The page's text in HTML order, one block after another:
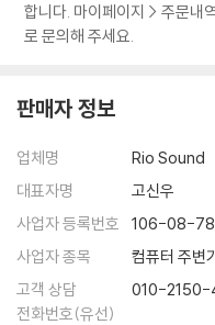
합니다. 마이페이지 > 주문내
로 문의해 주세요.
판매자 정보
업체명
Rio Sound
대표자명
고신우
사업자 등록번호
106-08-
사업자 종목
컴퓨터 주변
고객 상담
전화번호(유선)
010-2150-